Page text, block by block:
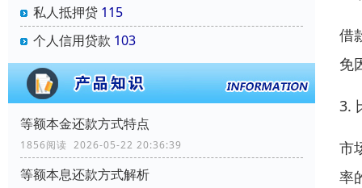
私人抵押贷 115
个人信用贷款 103
等额本金还款方式特点
1856阅读 2026-05-22 20:36:39
等额本息还款方式解析
借
免
3.
市
率